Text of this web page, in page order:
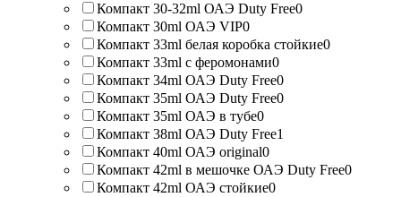
Компакт 30-32ml ОАЭ Duty Free0
Компакт 30ml ОАЭ VIP0
Компакт 33ml белая коробка стойкие0
Компакт 33ml с феромонами0
Компакт 34ml ОАЭ Duty Free0
Компакт 35ml ОАЭ Duty Free0
Компакт 35ml ОАЭ в тубе0
Компакт 38ml ОАЭ Duty Free1
Компакт 40ml ОАЭ original0
Компакт 42ml в мешочке ОАЭ Duty Free0
Компакт 42ml ОАЭ стойкие0